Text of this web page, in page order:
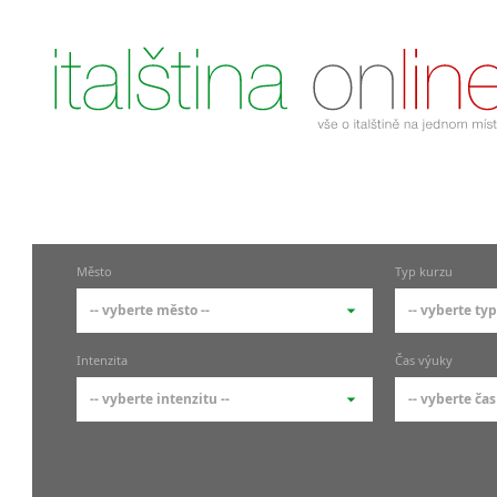
Město
-- vyberte město --
-- vyberte město --
pražské městské části
Typ kurzu
-- vyberte
-- vyberte
Intenzita
-- vyberte intenzitu --
Čas výuky
-- vyberte